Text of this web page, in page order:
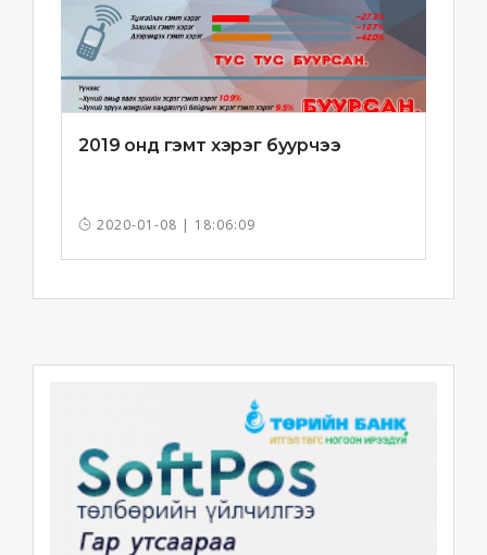
2019 онд гэмт хэрэг буурчээ
2020-01-08 | 18:06:09